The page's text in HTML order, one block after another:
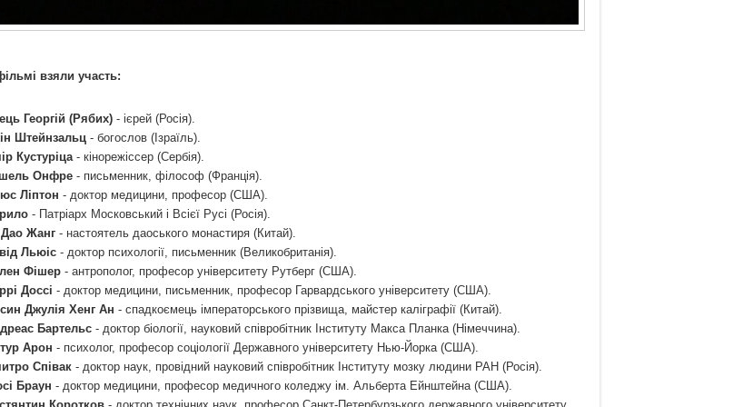
взяли участь:
Георгій (Рябих)- ієрей (Росія).
Штейнзальц - богослов (Ізраїль).
Кустуріца- кінорежіссeр (Сербія).
Онфре- письменник, філософ (Франція).
Ліптон - доктор медицини, професор (США).
- Патріарх Московський і Всієї Русі (Росія).
Дао Жанг- настоятель даоського монастиря (Китай).
Льюіс- доктор психології, письменник (Великобританія).
Фішер- антрополог, професор університету Рутберг (США).
Доссі - доктор медицини, письменник, професор Гарвардського університету (США).
Джулія Хенг Ан - спадкоємець імператорського прізвища, майстер каліграфії (Китай).
Бартельс- доктор біології, науковий співробітник Інституту Макса Планка (Німеччина).
Арон - психолог, професор соціології Державного університету Нью-Йорка (США).
Співак- доктор наук, провідний науковий співробітник Інституту мозку людини РАН (Росія).
Браун - доктор медицини, професор медичного коледжу ім. Альберта Ейнштейна (США).